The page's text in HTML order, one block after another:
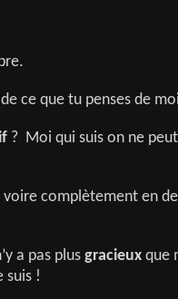
de ce que tu penses de
? Moi qui suis on ne
voire complètement en
a pas plus gracieux que
suis !